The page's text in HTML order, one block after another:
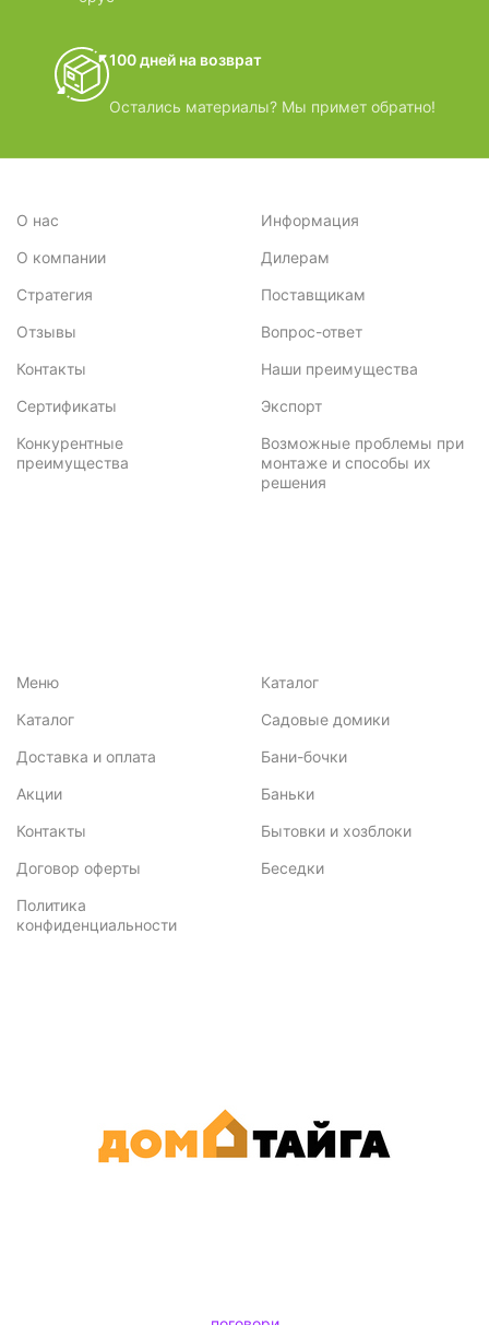
100 дней на возврат
Остались материалы? Мы примет обратно!
О нас
О компании
Стратегия
Отзывы
Контакты
Сертификаты
Конкурентные
преимущества
Информация
Дилерам
Поставщикам
Вопрос-ответ
Наши преимущества
Экспорт
Возможные проблемы при
монтаже и способы их
решения
Меню
Каталог
Доставка и оплата
Акции
Контакты
Договор оферты
Политика
конфиденциальности
Каталог
Садовые домики
Бани-бочки
Баньки
Бытовки и хозблоки
Беседки